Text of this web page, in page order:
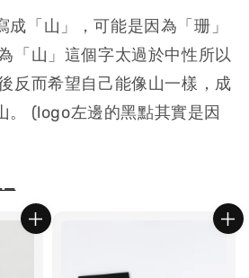
「山」，可能是因為「珊」
「山」這個字太過於中性所以
反而希望自己能像山一樣，成
。 (logo左邊的黑點其實是因